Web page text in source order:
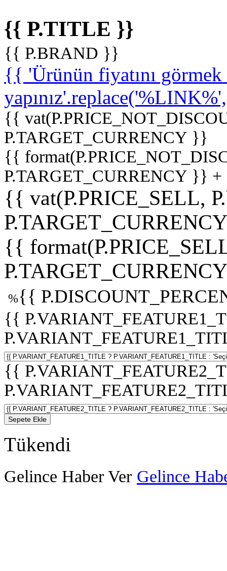
{{ P.TITLE }}
{{ P.BRAND }}
{{ 'Ürünün fiyatını
{{
P.TARGET_CURRENCY }}
{{
P.TARGET_CURRENCY }}
{{ vat(P.PRICE_SELL,
{{
%{{
{{
{{
Sepete Ekle
Tükendi
Gelince Haber Ver Gelince